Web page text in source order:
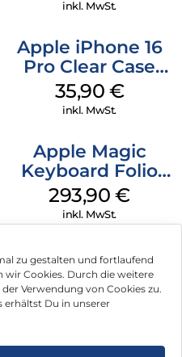
zu gestalten und fortlaufend
wir Cookies. Durch die weitere
Verwendung von Cookies zu.
erhältst Du in unserer
inkl. MwSt.
Apple iPhone 16
Pro Clear Case
MagSafe
Transparent
35,90 €
inkl. MwSt.
Apple Magic
Keyboard Folio
iPad 10.9″ (10.Gen.)
Weiß
293,90€
inkl. MwSt.